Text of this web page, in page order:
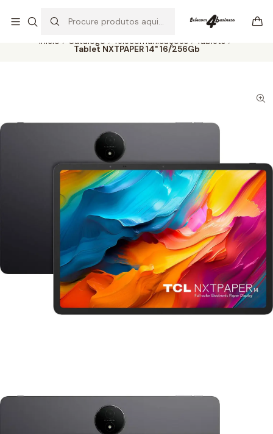
Ler mais
Início Catálogo Telecomunicações Tablets
Tablet NXTPAPER 14" 16/256Gb